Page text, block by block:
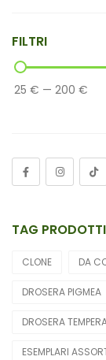
FILTRI
25 € — 200 €
TAG PRODOTTI
CLONE DA
DROSERA PIGMEA
DROSERA
ESEMPLARI